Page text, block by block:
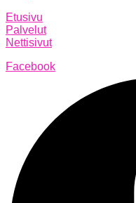
Etusivu
Palvelut
Nettisivut
Facebook